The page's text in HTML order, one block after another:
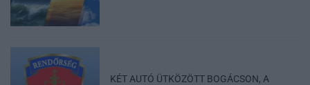
KÉT AUTÓ ÜTKÖZÖTT BOGÁCSON, A